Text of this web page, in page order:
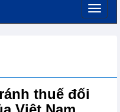
thuế đối